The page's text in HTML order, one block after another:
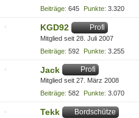
Beiträge 645 Punkte 3.320
KGD92 Profi
Mitglied seit 28. Juli 2007
Beiträge 592 Punkte 3.255
Jack Profi
Mitglied seit 27. März 2008
Beiträge 582 Punkte 3.070
Tekk Bordschütze